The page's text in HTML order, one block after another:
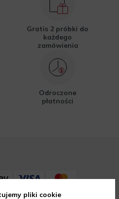
Gratis 2 próbki do
każdego
zamówienia
Odroczone
płatności
pliki cookie